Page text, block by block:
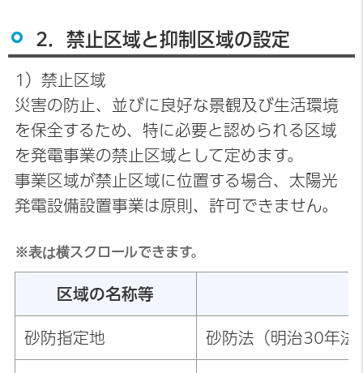
2．禁止区域と抑制区域の設定
1）禁止区域
災害の防止、並びに良好な景観及び生活環境
を保全するため、特に必要と認められる区域
を発電事業の禁止区域として定めます。
事業区域が禁止区域に位置する場合、太陽光
発電設備設置事業は原則、許可できません。
※表は横スクロールできます。
区域の名称等
砂防指定地 砂防法（明治30年法